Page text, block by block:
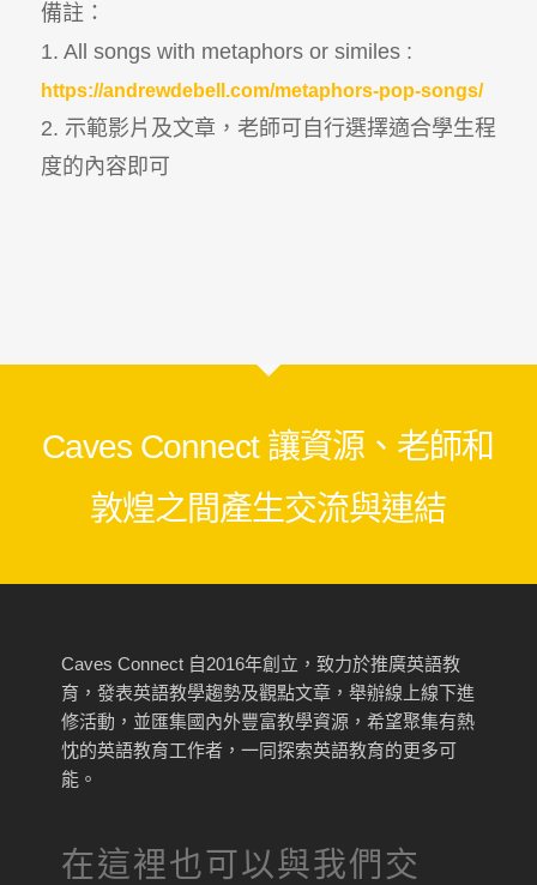
備註：
1. All songs with metaphors or similes :
https://andrewdebell.com/metaphors-pop-songs/
2. 示範影片及文章，老師可自行選擇適合學生程
度的內容即可
Caves Connect 讓資源、老師和
敦煌之間產生交流與連結
Caves Connect 自2016年創立，致力於推廣英語教
育，發表英語教學趨勢及觀點文章，舉辦線上線下進
修活動，並匯集國內外豐富教學資源，希望聚集有熱
忱的英語教育工作者，一同探索英語教育的更多可
能。
在這裡也可以與我們交